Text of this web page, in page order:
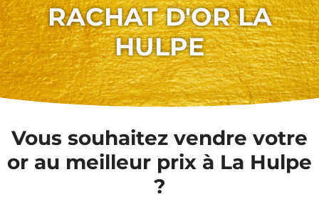
RACHAT D'OR LA
HULPE
Vous souhaitez vendre votre
or au meilleur prix à La Hulpe
?